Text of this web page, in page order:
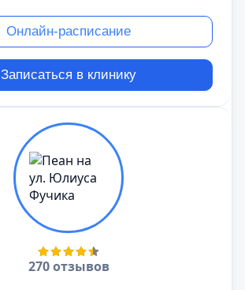
Онлайн-расписание
Записаться в клинику
270 отзывов